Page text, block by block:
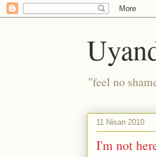
"feel no
11 Nisan 2010
I'm not